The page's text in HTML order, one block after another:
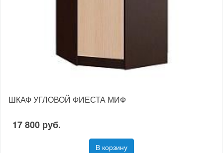
ШКАФ УГЛОВОЙ ФИЕСТА МИФ
17 800 руб.
В корзину